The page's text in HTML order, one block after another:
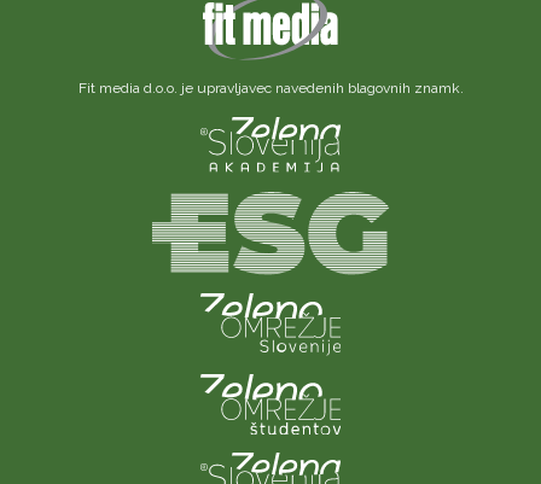
Fit media d.o.o. je upravljavec navedenih blagovnih znamk.